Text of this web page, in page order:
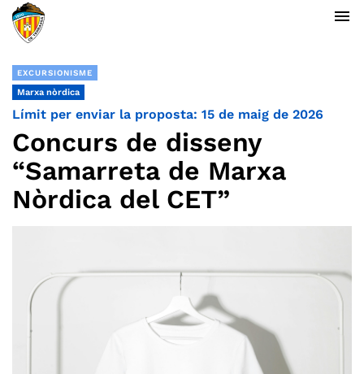
menu
EXCURSIONISME
Marxa nòrdica
Límit per enviar la proposta: 15 de maig de 2026
Concurs de disseny
“Samarreta de Marxa
Nòrdica del CET”